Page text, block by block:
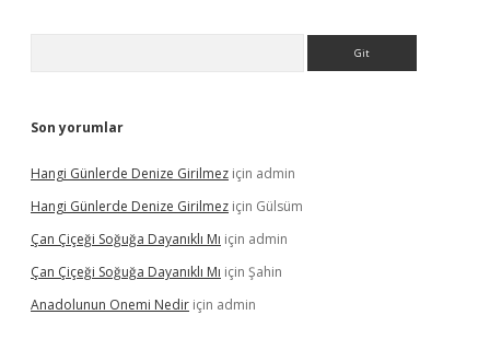
Son yorumlar
Hangi Günlerde Denize Girilmez için admin
Hangi Günlerde Denize Girilmez için Gülsüm
Çan Çiçeği Soğuğa Dayanıklı Mı için admin
Çan Çiçeği Soğuğa Dayanıklı Mı için Şahin
Anadolunun Onemi Nedir için admin